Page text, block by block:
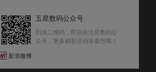
五星数码公众号
扫描二维码，即刻关注星数码公
众号，更多精彩活动等着您哦！
新浪微博